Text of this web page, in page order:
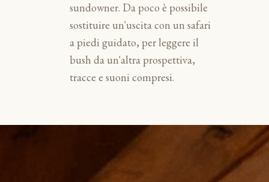
sundowner. Da poco è possibile
sostituire un'uscita con un safari
a piedi guidato, per leggere il
bush da un'altra prospettiva,
tracce e suoni compresi.